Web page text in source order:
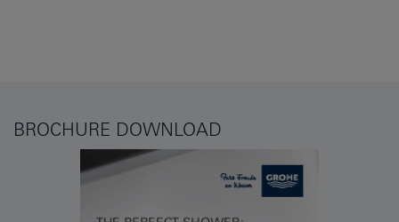
BROCHURE DOWNLOAD